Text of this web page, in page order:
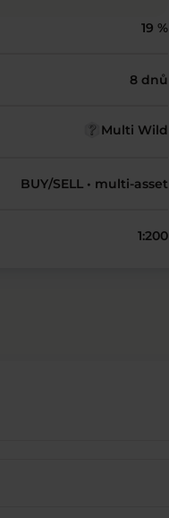
19 %
8 dnů
Multi Wild
BUY/SELL • multi-asset
1:200